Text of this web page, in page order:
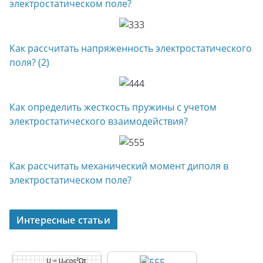
электростатическом поле?
Как рассчитать напряженность электростатического
поля? (2)
Как определить жесткость пружины с учетом
электростатического взаимодействия?
Как рассчитать механический момент диполя в
электростатическом поле?
Интересные статьи